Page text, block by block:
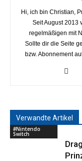
Hi, ich bin Christian,
Seit August 2013
regelmäßigen mit
Sollte dir die Seite
bzw. Abonnement
Verwandte Artikel
#Nintendo
Switch